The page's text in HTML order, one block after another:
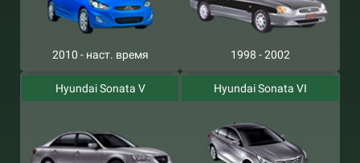
2010 - наст. время 1998 - 2002
Hyundai Sonata V Hyundai Sonata VI